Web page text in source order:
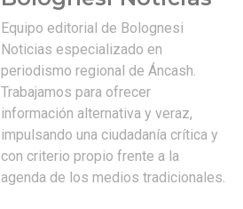
Equipo editorial de Bolognesi
Noticias especializado en
periodismo regional de Áncash.
Trabajamos para ofrecer
información alternativa y veraz,
impulsando una ciudadanía crítica y
con criterio propio frente a la
agenda de los medios tradicionales.